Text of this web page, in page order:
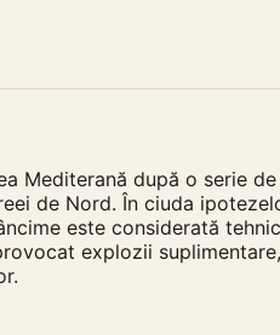
Mediterană după o serie
de Nord. În ciuda
este considerată
explozii